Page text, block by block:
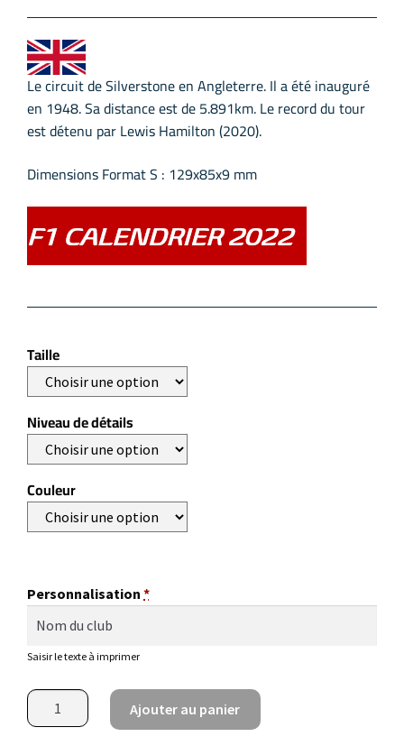
Le circuit de Silverstone en Angleterre. Il a été inauguré
en 1948. Sa distance est de 5.891km. Le record du tour
est détenu par Lewis Hamilton (2020).
Dimensions Format S : 129x85x9 mm
Taille
Niveau de détails
Couleur
Personnalisation *
Saisir le texte à imprimer
Ajouter au panier